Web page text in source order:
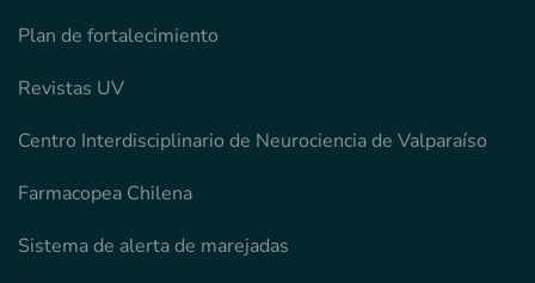
Plan de fortalecimiento
Revistas UV
Centro Interdisciplinario de Neurociencia de Valparaíso
Farmacopea Chilena
Sistema de alerta de marejadas